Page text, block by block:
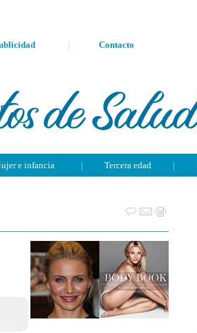
| Contacto
e infancia | Tercera edad |